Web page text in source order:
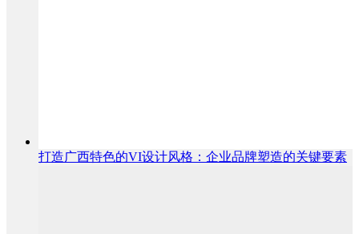
打造广西特色的VI设计风格：企业品牌塑造的关键要素